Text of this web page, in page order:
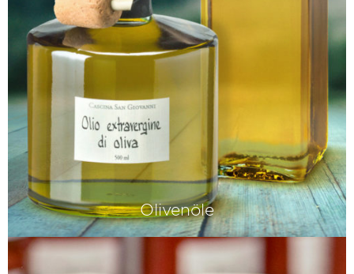
Olivenöle
Speziell ausgesuchte Olivenöle, die wir
ausschliesslich von uns persönlich